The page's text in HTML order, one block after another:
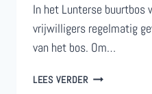
In het Lunterse buurtbos
vrijwilligers regelmatig
van het bos. Om…
LEES VERDERVRIENDEN